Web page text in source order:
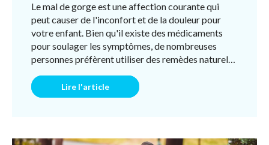
Le mal de gorge est une affection courante qui
peut causer de l'inconfort et de la douleur pour
votre enfant. Bien qu'il existe des médicaments
pour soulager les symptômes, de nombreuses
personnes préfèrent utiliser des remèdes naturels
Lire l'article